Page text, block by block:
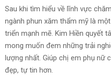
Sau khi tìm hiểu về lĩnh vực
ngành phun xăm thẩm mỹ là
triển mạnh mẽ. Kim Hiền quyết
mong muốn đem những trải
lượng nhất. Giúp chị em phụ nữ
đẹp, tự tin hơn.